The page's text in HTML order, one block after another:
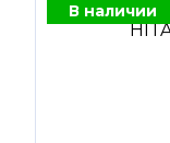
В наличии